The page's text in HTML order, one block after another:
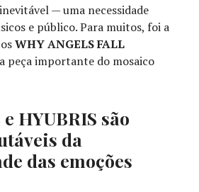
— uma necessidade
e público. Para muitos, foi a
osWHY ANGELS FALL
peça importante do mosaico
HYUBRIS são
da
das emoções